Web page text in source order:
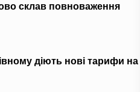
склав повноваження
діють нові тарифи на